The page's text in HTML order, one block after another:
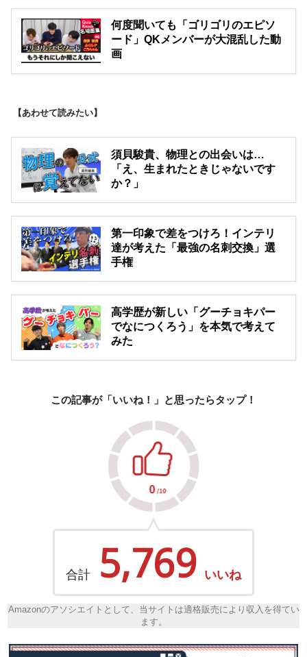
何度聞いても「ゴリゴリのエピソ
ード」QKメンバーが大混乱した動
画
【あわせて読みたい】
須貝駿貴、物理との出会いは…
「え、生まれたときじゃないです
か？」
第一印象で差をつけろ！インテリ
達が考えた「最強の名刺交換」選
手権
高学歴が新しい「グーチョキパー
でなにつくろう」を本気で考えて
みた
この記事が「いいね！」と思ったらタップ！
合計 5,769 いいね
Amazonのアソシエイトとして、当サイトは適格販売により収入を得てい
ます。